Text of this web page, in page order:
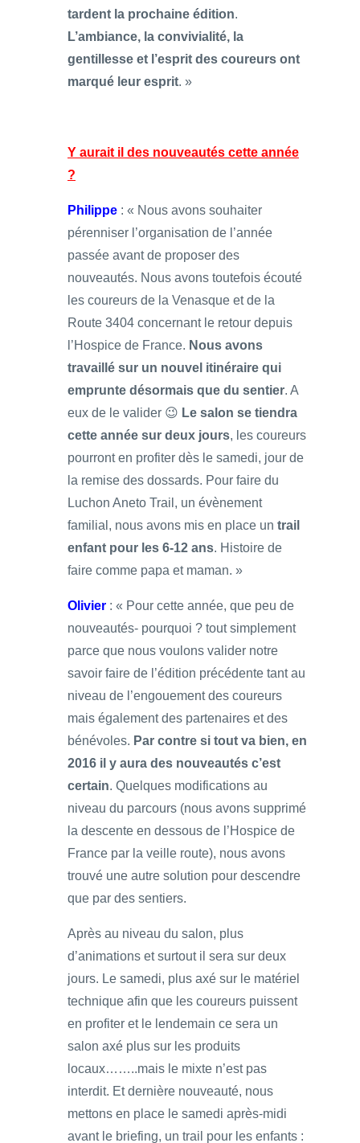
tardent la prochaine édition.
L’ambiance, la convivialité, la
gentillesse et l’esprit des coureurs ont
marqué leur esprit. »
Y aurait il des nouveautés cette année
?
Philippe : « Nous avons souhaiter
pérenniser l’organisation de l’année
passée avant de proposer des
nouveautés. Nous avons toutefois écouté
les coureurs de la Venasque et de la
Route 3404 concernant le retour depuis
l’Hospice de France. Nous avons
travaillé sur un nouvel itinéraire qui
emprunte désormais que du sentier. A
eux de le valider 😉 Le salon se tiendra
cette année sur deux jours, les coureurs
pourront en profiter dès le samedi, jour de
la remise des dossards. Pour faire du
Luchon Aneto Trail, un évènement
familial, nous avons mis en place un trail
enfant pour les 6-12 ans. Histoire de
faire comme papa et maman. »
Olivier : « Pour cette année, que peu de
nouveautés- pourquoi ? tout simplement
parce que nous voulons valider notre
savoir faire de l’édition précédente tant au
niveau de l’engouement des coureurs
mais également des partenaires et des
bénévoles. Par contre si tout va bien, en
2016 il y aura des nouveautés c’est
certain. Quelques modifications au
niveau du parcours (nous avons supprimé
la descente en dessous de l’Hospice de
France par la veille route), nous avons
trouvé une autre solution pour descendre
que par des sentiers.
Après au niveau du salon, plus
d’animations et surtout il sera sur deux
jours. Le samedi, plus axé sur le matériel
technique afin que les coureurs puissent
en profiter et le lendemain ce sera un
salon axé plus sur les produits
locaux……..mais le mixte n’est pas
interdit. Et dernière nouveauté, nous
mettons en place le samedi après-midi
avant le briefing, un trail pour les enfants :